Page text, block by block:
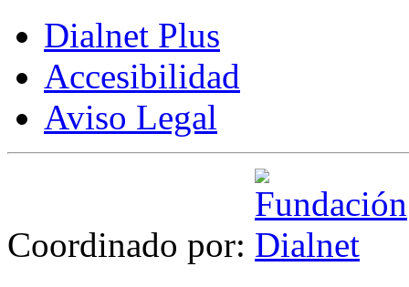
Dialnet Plus
Accesibilidad
Aviso Legal
Coordinado por: